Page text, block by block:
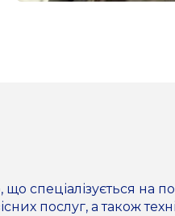
спеціалізується на
послуг, а також